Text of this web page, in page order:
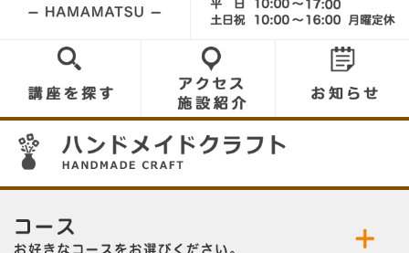
講座を探す お知らせ
コース／お好きなコースをお選びください。
覧ください。
ハンドメイドクラフト